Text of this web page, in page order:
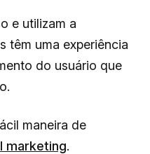
e utilizam a
têm uma experiência
do usuário que
maneira de
marketing.